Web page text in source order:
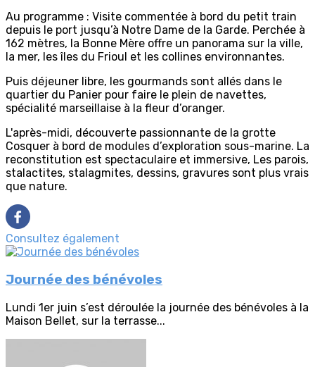
Au programme : Visite commentée à bord du petit train
depuis le port jusqu’à Notre Dame de la Garde. Perchée à
162 mètres, la Bonne Mère offre un panorama sur la ville,
la mer, les îles du Frioul et les collines environnantes.
Puis déjeuner libre, les gourmands sont allés dans le
quartier du Panier pour faire le plein de navettes,
spécialité marseillaise à la fleur d’oranger.
L'après-midi, découverte passionnante de la grotte
Cosquer à bord de modules d’exploration sous-marine. La
reconstitution est spectaculaire et immersive, Les parois,
stalactites, stalagmites, dessins, gravures sont plus vrais
que nature.
Consultez également
Journée des bénévoles
Lundi 1er juin s’est déroulée la journée des bénévoles à la
Maison Bellet, sur la terrasse...